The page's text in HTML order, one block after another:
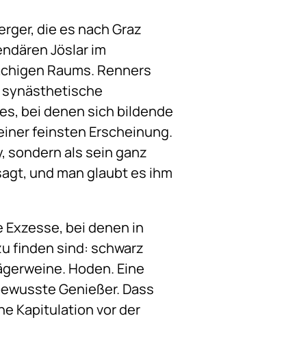
die es nach Graz
Jöslar im
Raums. Renners
synästhetische
bei denen sich bildende
feinsten Erscheinung.
sondern als sein ganz
und man glaubt es ihm
bei denen in
finden sind: schwarz
Hoden. Eine
Genießer. Dass
Kapitulation vor der